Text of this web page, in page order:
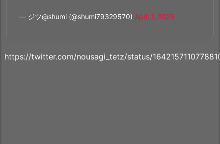
— ジツ@shumi (@shumi79329570) April 1, 2023
https://twitter.com/nousagi_tetz/status/